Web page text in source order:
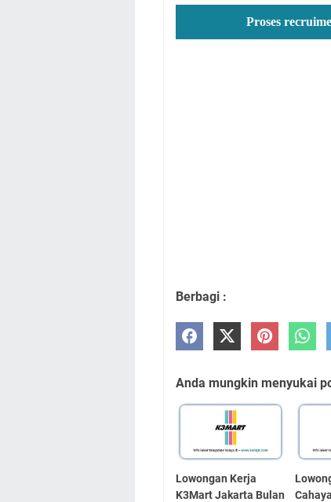
Proses
Berbagi :
Anda mungkin menyukai
Lowongan Kerja
K3Mart Jakarta Bulan